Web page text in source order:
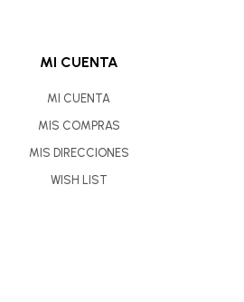
MI CUENTA
MI CUENTA
MIS COMPRAS
MIS DIRECCIONES
WISH LIST